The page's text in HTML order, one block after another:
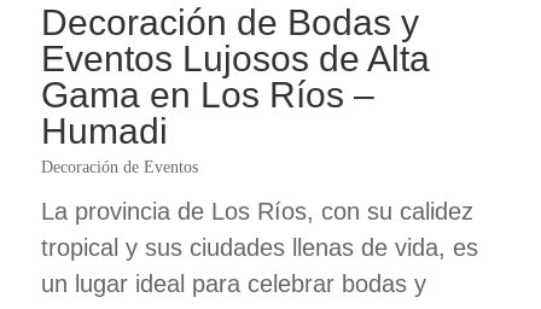
Decoración de Bodas y
Eventos Lujosos de Alta
Gama en Los Ríos –
Humadi
Decoración de Eventos
La provincia de Los Ríos, con su calidez
tropical y sus ciudades llenas de vida, es
un lugar ideal para celebrar bodas y